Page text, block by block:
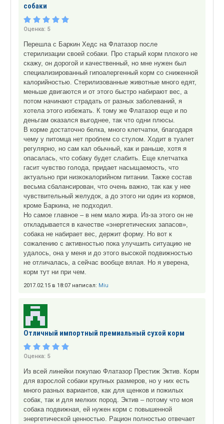
собаки
Оценка: 5
Перешла с Баркин Хедс на Флатазор после
стерилизации своей собаки. Про старый корм плохого не
скажу, он дорогой и качественный, но мне нужен был
специализированный гипоалергенный корм со сниженной
калорийностью. Стерилизованные животные много едят,
меньше двигаются и от этого быстро набирают вес, а
потом начинают страдать от разных заболеваний, я
хотела этого избежать. К тому же Флатазор еще и по
деньгам оказался выгоднее, так что одни плюсы.
В корме достаточно белка, много клетчатки, благодаря
чему у питомца нет проблем со стулом. Ходит в туалет
регулярно, но сам кал обычный, как и раньше, хотя я
опасалась, что собаку будет слабить. Еще клетчатка
гасит чувство голода, придает насыщаемость, что
актуально при низкокалорийном питании. Также состав
весьма сбалансирован, что очень важно, так как у нее
чувствительный желудок, а до этого ни один из кормов,
кроме Баркина, не подходил.
Но самое главное – в нем мало жира. Из-за этого он не
откладывается в качестве «энергетических запасов»,
собака не набирает вес, держит форму. Но вот к
сожалению с активностью пока улучшить ситуацию не
удалось, она у меня и до этого высокой подвижностью
не отличалась, а сейчас вообще вялая. Но я уверена,
корм тут ни при чем.
2017.02.15 в 18:07 написал: Miu
Отличный импортный премиальный сухой корм
Оценка: 5
Из всей линейки покупаю Флатазор Престиж Эктив. Корм
для взрослой собаки крупных размеров, но у них есть
много разных вариантов, как для щенков и пожилых
собак, так и для мелких пород. Эктив – потому что моя
собака подвижная, ей нужен корм с повышенной
энергетической ценностью. Рацион полностью отвечает